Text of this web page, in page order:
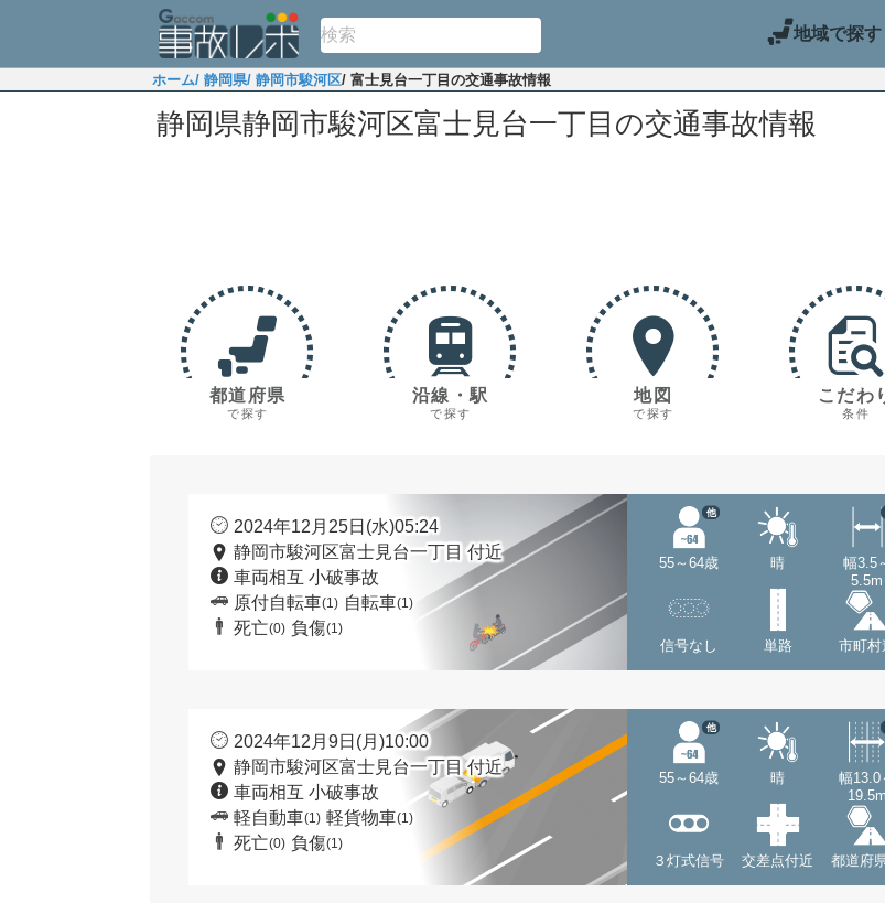
地域で探す
ホーム/ 静岡県/ 静岡市駿河区/ 富士見台一丁目の交通事故情報
静岡県静岡市駿河区富士見台一丁目の交通事故情報
都道府県
で探す
沿線・駅
で探す
地図
で探す
こだわ
条件
2024年12月25日(水)05:24
静岡市駿河区富士見台一丁目 付近
車両相互 小破事故
原付自転車(1) 自転車(1)
死亡(0) 負傷(1)
55～64歳
他
晴
幅3.5
5.5m
信号なし 単路 市町村
2024年12月9日(月)10:00
静岡市駿河区富士見台一丁目 付近
車両相互 小破事故
軽自動車(1) 軽貨物車(1)
死亡(0) 負傷(1)
55～64歳
他
晴
幅13.0
19.5m
３灯式信号 交差点付近 都道府